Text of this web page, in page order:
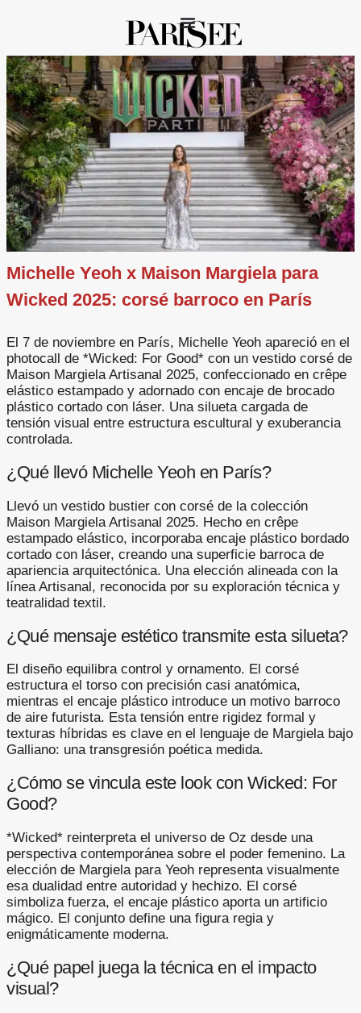
Michelle Yeoh x Maison Margiela para
Wicked 2025: corsé barroco en París
El 7 de noviembre en París, Michelle Yeoh apareció en el
photocall de *Wicked: For Good* con un vestido corsé de
Maison Margiela Artisanal 2025, confeccionado en crêpe
elástico estampado y adornado con encaje de brocado
plástico cortado con láser. Una silueta cargada de
tensión visual entre estructura escultural y exuberancia
controlada.
¿Qué llevó Michelle Yeoh en París?
Llevó un vestido bustier con corsé de la colección
Maison Margiela Artisanal 2025. Hecho en crêpe
estampado elástico, incorporaba encaje plástico bordado
cortado con láser, creando una superficie barroca de
apariencia arquitectónica. Una elección alineada con la
línea Artisanal, reconocida por su exploración técnica y
teatralidad textil.
¿Qué mensaje estético transmite esta silueta?
El diseño equilibra control y ornamento. El corsé
estructura el torso con precisión casi anatómica,
mientras el encaje plástico introduce un motivo barroco
de aire futurista. Esta tensión entre rigidez formal y
texturas híbridas es clave en el lenguaje de Margiela bajo
Galliano: una transgresión poética medida.
¿Cómo se vincula este look con Wicked: For
Good?
*Wicked* reinterpreta el universo de Oz desde una
perspectiva contemporánea sobre el poder femenino. La
elección de Margiela para Yeoh representa visualmente
esa dualidad entre autoridad y hechizo. El corsé
simboliza fuerza, el encaje plástico aporta un artificio
mágico. El conjunto define una figura regia y
enigmáticamente moderna.
¿Qué papel juega la técnica en el impacto
visual?